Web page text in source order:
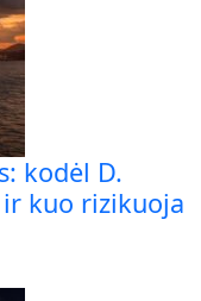
kodėl D.
kuo rizikuoja